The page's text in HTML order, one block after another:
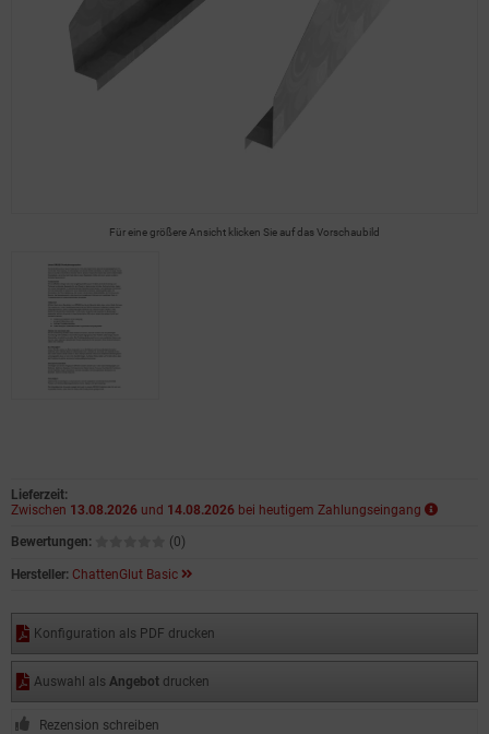
Für eine größere Ansicht klicken Sie auf das Vorschaubild
Lieferzeit:
Zwischen 13.08.2026 und 14.08.2026 bei heutigem Zahlungseingang
Bewertungen: (0)
Hersteller: ChattenGlut Basic
Konfiguration als PDF drucken
Auswahl als Angebot drucken
Rezension schreiben